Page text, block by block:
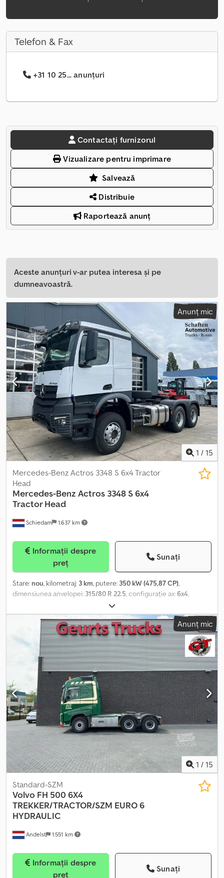
Telefon & Fax
+31 10 25... anunțuri
Contactați furnizorul
Vizualizare pentru imprimare
Salvează
Distribuie
Raportează anunț
Aceste anunțuri v-ar putea interesa și pe
dumneavoastră.
Anunț mic
1 / 15
Schiedam 1.637 km
Mercedes-Benz Actros 3348 S 6x4 Tractor
Head
Mercedes-Benz Actros 3348 S 6x4
Tractor Head
preț
Sunați
Stare: nou, kilometraj: 3 km, putere: 350 kW (475,87 CP),
dimensiunea anvelopei: 315/80 R 22.5, configurație ax:6x4,
, capacitatea rezervorului de combustibil:
940 l, culoare:alb, cabină șofer:cabina de dormit, tip de
angrenaj:automat, numărul de trepte de viteză:12, clasă de emisii:
, suspensie:oțel, An de fabricație:2026, Dotări:ABS, aer
condiționat, pilot automat de viteză, reglare electrică a
geamurilor, servodirecție, închidere centralizată, - Decuplare
motor - Iluminare cu xenon - Parasolar - Radio - Radio / CD player -
Trusă de scule - Încălzire - Aerotermă - Bluetooth - Cabină de
dormit Csdey Rucnepfx Apmorf - Rezervor de combustibil din
aluminiu - Suspensie pe arcuri - Ușă laterală - Încălzire
Anunț mic
1 / 15
Andelst 1.551 km
Standard-SZM
Volvo FH 500 6X4
TREKKER/TRACTOR/SZM EURO 6
HYDRAULIC
preț
Sunați